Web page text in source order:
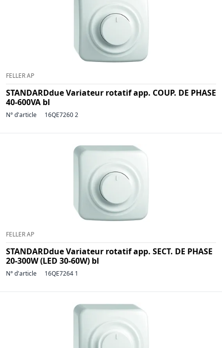
FELLER AP
STANDARDdue Variateur rotatif app. COUP. DE PHASE
40-600VA bl
N° d'article 16QE7260 2
FELLER AP
STANDARDdue Variateur rotatif app. SECT. DE PHASE
20-300W (LED 30-60W) bl
N° d'article 16QE7264 1